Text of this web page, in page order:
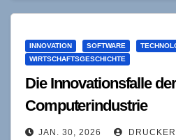
INNOVATION SOFTWARE
WIRTSCHAFTSGESCHICHTE
Die Innovationsfalle
Computerindustrie
JAN. 30, 2026 DRUCKER